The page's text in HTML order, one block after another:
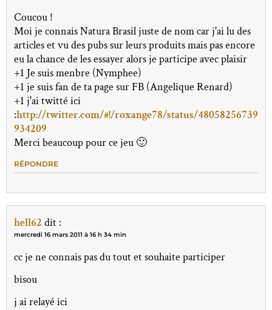
Coucou !
Moi je connais Natura Brasil juste de nom car j'ai lu des
articles et vu des pubs sur leurs produits mais pas encore
eu la chance de les essayer alors je participe avec plaisir
+1 Je suis menbre (Nymphee)
+1 je suis fan de ta page sur FB (Angelique Renard)
+1 j'ai twitté ici
:http://twitter.com/#!/roxange78/status/48058256739
934209
Merci beaucoup pour ce jeu 🙂
RÉPONDRE
hell62 dit :
mercredi 16 mars 2011 à 16 h 34 min
cc je ne connais pas du tout et souhaite participer
bisou
j ai relayé ici